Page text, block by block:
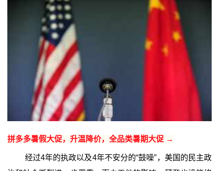
拼多多暑假大促，升温降价，全品类暑期大促 →
经过4年的执政以及4年不安分的“鼓噪”，美国的民主政